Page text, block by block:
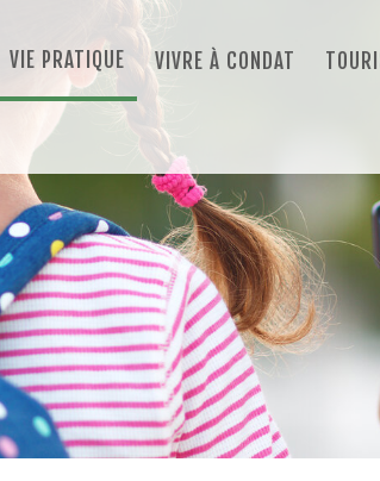
VIE PRATIQUE VIVRE À CONDAT